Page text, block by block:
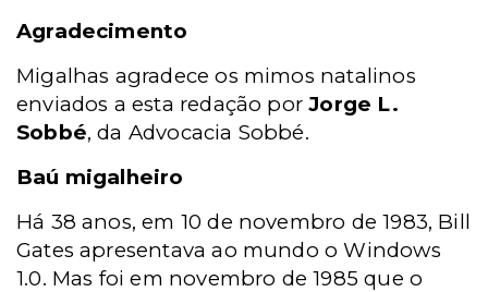
Agradecimento
Migalhas agradece os mimos natalinos
enviados a esta redação porJorge L.
Sobbé, da Advocacia Sobbé.
Baú migalheiro
Há 38 anos, em 10 de novembro de 1983, Bill
Gates apresentava ao mundo o Windows
1.0. Mas foi em novembro de 1985 que o